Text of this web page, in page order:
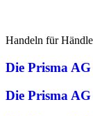
Handeln für
Die Prisma
Die Prisma